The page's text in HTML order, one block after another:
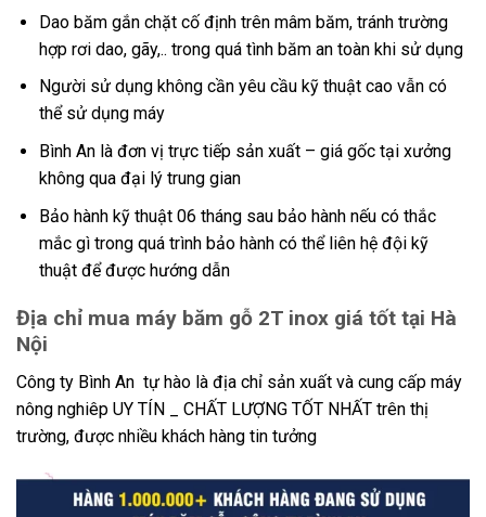
Dao băm gắn chặt cố định trên mâm băm, tránh trường
hợp rơi dao, gãy,.. trong quá tình băm an toàn khi sử dụng
Người sử dụng không cần yêu cầu kỹ thuật cao vẫn có
thể sử dụng máy
Bình An là đơn vị trực tiếp sản xuất – giá gốc tại xưởng
không qua đại lý trung gian
Bảo hành kỹ thuật 06 tháng sau bảo hành nếu có thắc
mắc gì trong quá trình bảo hành có thể liên hệ đội kỹ
thuật để được hướng dẫn
Địa chỉ mua máy băm gỗ 2T inox giá tốt tại Hà
Nội
Công ty Bình An tự hào là địa chỉ sản xuất và cung cấp máy
nông nghiêp UY TÍN _ CHẤT LƯỢNG TỐT NHẤT trên thị
trường, được nhiều khách hàng tin tưởng